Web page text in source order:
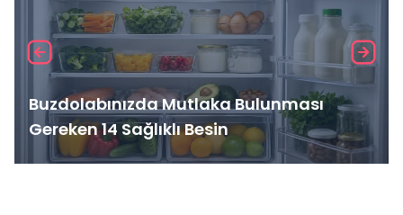
Buzdolabınızda Mutlaka Bulunması
Gereken 14 Sağlıklı Besin